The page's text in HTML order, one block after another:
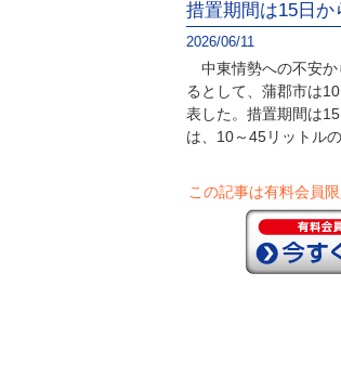
措置期間は15日か
2026/06/11
中東情勢への不安か
るとして、蒲郡市は
表した。措置期間は
は、10～45リットルの
この記事は有料会員限